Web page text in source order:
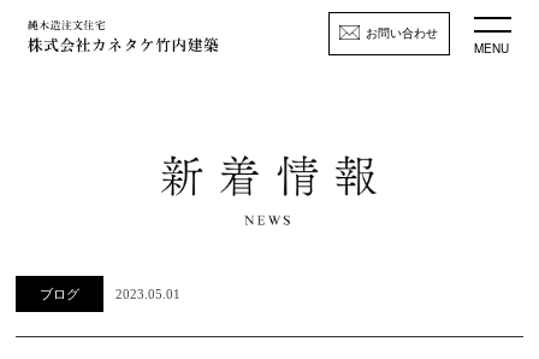
お問い合わせ
MENU
ブログ 2023.05.01